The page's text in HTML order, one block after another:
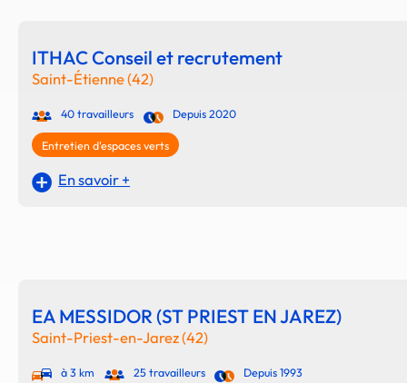
ITHAC Conseil et recrutement
Saint-Étienne (42)
40 travailleurs Depuis 2020
Entretien d'espaces verts
En savoir +
EA MESSIDOR (ST PRIEST EN JAREZ)
Saint-Priest-en-Jarez (42)
à 3 km 25 travailleurs Depuis 1993